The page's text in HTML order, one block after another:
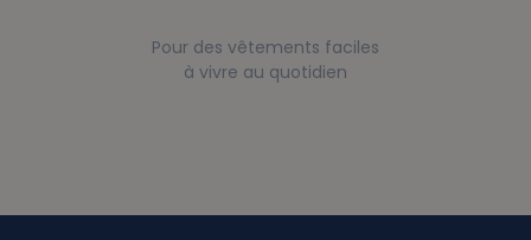
Pour des vêtements faciles
à vivre au quotidien